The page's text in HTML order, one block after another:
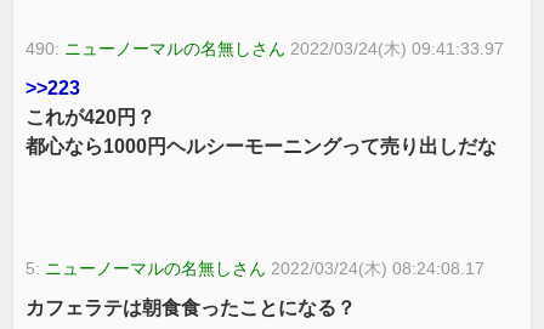
490: ニューノーマルの名無しさん 2022/03/24(木) 09:41:33.97
>>223
これが420円？
都心なら1000円ヘルシーモーニングって売り出しだな
5: ニューノーマルの名無しさん 2022/03/24(木) 08:24:08.17
カフェラテは朝食食ったことになる？